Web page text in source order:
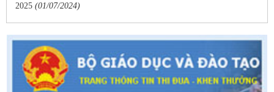
2025 (01/07/2024)